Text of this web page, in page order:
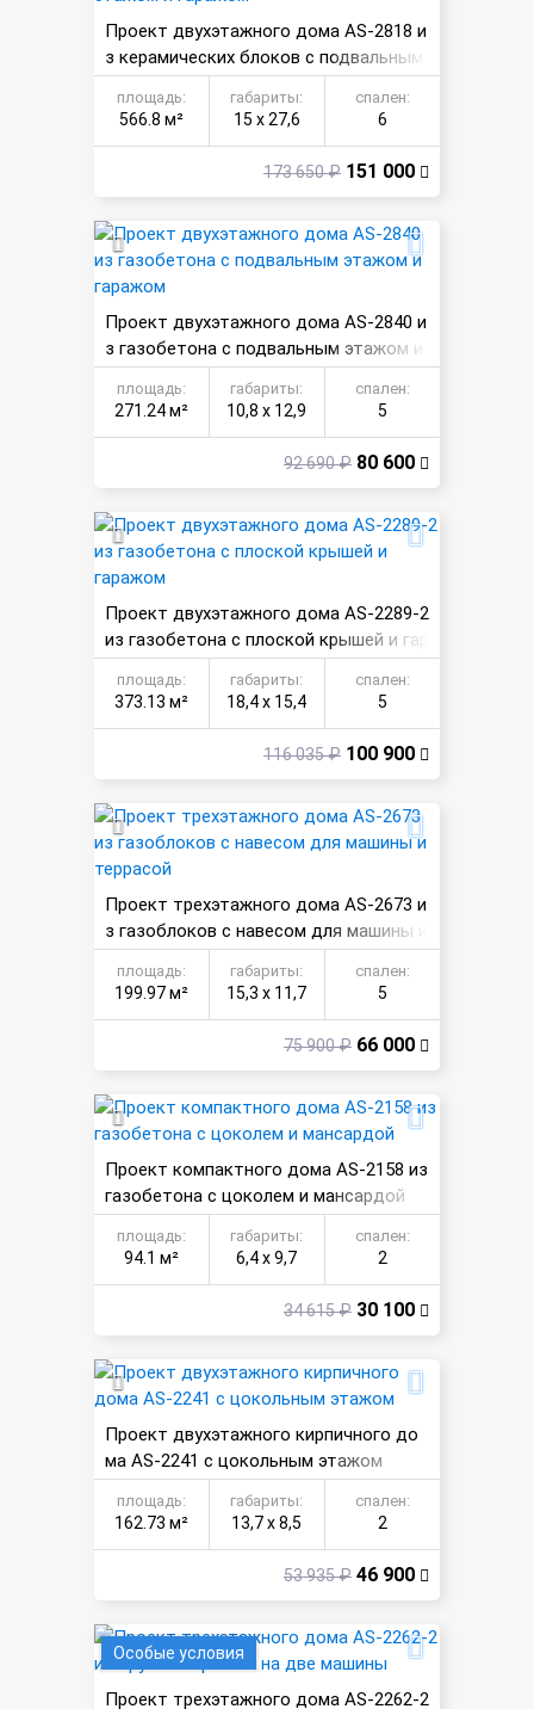
Проект двухэтажного дома AS-2818 и
з керамических блоков с подвальным
этажом и гаражом
площадь:
566.8 м²
габариты:
15 х 27,6
спален:
6
173 650 ₽ 151 000
Проект двухэтажного дома AS-2840 и
з газобетона с подвальным этажом и
гаражом
площадь:
271.24 м²
габариты:
10,8 х 12,9
спален:
5
92 690 ₽ 80 600
Проект двухэтажного дома AS-2289-2
из газобетона с плоской крышей и гар
ажом
площадь:
373.13 м²
габариты:
18,4 х 15,4
спален:
5
116 035 ₽ 100 900
Проект трехэтажного дома AS-2673 и
з газоблоков с навесом для машины и
террасой
площадь:
199.97 м²
габариты:
15,3 х 11,7
спален:
5
75 900 ₽ 66 000
Проект компактного дома AS-2158 из
газобетона с цоколем и мансардой
площадь:
94.1 м²
габариты:
6,4 х 9,7
спален:
2
34 615 ₽ 30 100
Проект двухэтажного кирпичного до
ма AS-2241 с цокольным этажом
площадь:
162.73 м²
габариты:
13,7 х 8,5
спален:
2
53 935 ₽ 46 900
Особые условия
Проект трехэтажного дома AS-2262-2